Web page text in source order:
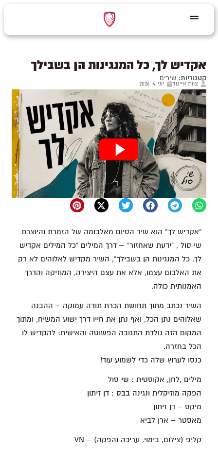
אקדיש לך, כל המנגינות הן בשבילך
קטגוריות: שירים
צוות אייגוד יוני 4, 2026
“אקדיש לך” הוא שיר הסיום מאלבומה של הזמרת והיוצרת
שי סול , “ידעת שאחזור” – דרך המילים “כל המילים אקדיש
לך, כל המנגינות הן בשבילך”, השיר מקדיש לאלוהים לא רק
את האלבום עצמו, אלא את עצם היצירה, המוזיקה והדרך
האמנותית כולה.
השיר נכתב מתוך תחושת הכרת תודה עמוקה – ההבנה
שאלוהים נתן הכל, ואף נתן את חייו דרך ישוע המשיח, ומתוך
המקום הזה נולדת התגובה הפשוטה והאישית: להקדיש לו
הכל בחזרה.
כנסו לערוץ שלה כדי לשמוע עוד!
מילים ,לחן, אקוסטית : שי סול
הפקה מוזיקלית ונגינה בבס : דן זיתון
מיקס – דן זיתון
מאסטר – ארן לביא
קליפ (צילום, בימוי, עריכה והפקה) – VN